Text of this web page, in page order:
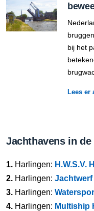
bij het
Lees er
Jachthavens in
1. Harlingen: H.W.S.V.
2. Harlingen:
3. Harlingen:
4. Harlingen: Multiship